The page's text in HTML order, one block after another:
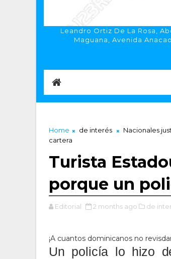
Leandro Ortiz De La Rosa,
Maguana, Avenida
Home de interés Nacionales
cartera
Turista
porque un
Editorial 2 months ago de
¡A cuantos dominicanos no
Un policía lo hizo